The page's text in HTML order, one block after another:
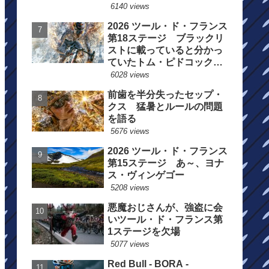
6140 views
2026 ツール・ド・フランス
第18ステージ ブラックリ
ストに載っていると分かっ
ていたトム・ピドコックは
総合順位死守に
6028 views
前歯を半分失ったセップ・
クス 猛暑とルールの問題
を語る
5676 views
2026 ツール・ド・フランス
第15ステージ あ～、ヨナ
ス・ヴィンゲゴー
5208 views
悪魔おじさんが、強盗に会
いツール・ド・フランス第
1ステージを欠場
5077 views
Red Bull - BORA -